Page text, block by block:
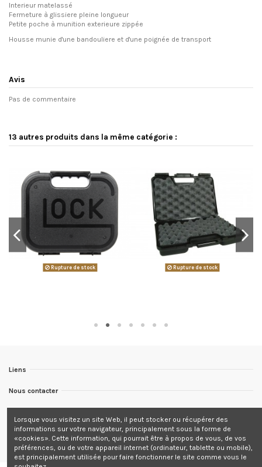
Interieur matelassé
Fermeture à glissiere pleine longueur
Petite poche à munition exterieure zippée
Housse munie d'une bandouliere et d'une poignée de transport
Avis
Pas de commentaire
13 autres produits dans la même catégorie :
Rupture de stock Rupture de stock
Liens
Nous contacter
Newsletter
Lorsque vous visitez un site Web, il peut stocker ou récupérer des
informations sur votre navigateur, principalement sous la forme de
«cookies». Cette information, qui pourrait être à propos de vous, de vos
préférences, ou de votre appareil internet (ordinateur, tablette ou mobile),
est principalement utilisée pour faire fonctionner le site comme vous le